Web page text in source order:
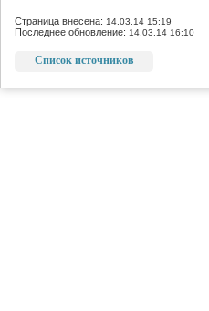
Страница внесена: 14.03.14 15:19
Последнее обновление: 14.03.14 16:10
Список источников